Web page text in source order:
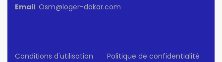
Email: Osm@loger-dakar.com
Conditions d'utilisation Politique de confidentialité